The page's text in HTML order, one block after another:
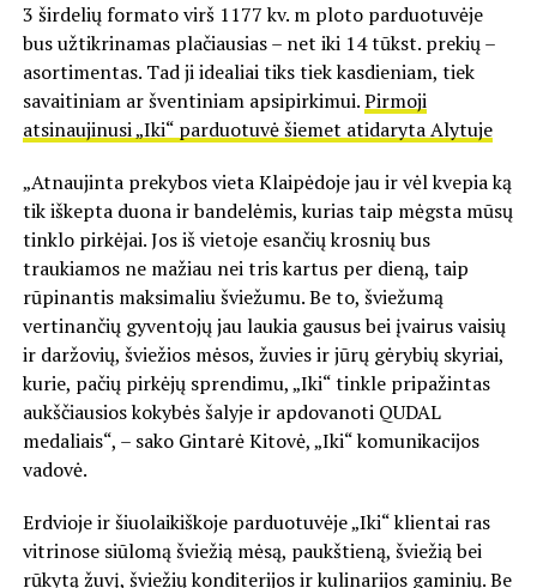
3 širdelių formato virš 1177 kv. m ploto parduotuvėje
bus užtikrinamas plačiausias – net iki 14 tūkst. prekių –
asortimentas. Tad ji idealiai tiks tiek kasdieniam, tiek
savaitiniam ar šventiniam apsipirkimui.Pirmoji
atsinaujinusi „Iki“ parduotuvė šiemet atidaryta Alytuje
„Atnaujinta prekybos vieta Klaipėdoje jau ir vėl kvepia ką
tik iškepta duona ir bandelėmis, kurias taip mėgsta mūsų
tinklo pirkėjai. Jos iš vietoje esančių krosnių bus
traukiamos ne mažiau nei tris kartus per dieną, taip
rūpinantis maksimaliu šviežumu. Be to, šviežumą
vertinančių gyventojų jau laukia gausus bei įvairus vaisių
ir daržovių, šviežios mėsos, žuvies ir jūrų gėrybių skyriai,
kurie, pačių pirkėjų sprendimu, „Iki“ tinkle pripažintas
aukščiausios kokybės šalyje ir apdovanoti QUDAL
medaliais“, – sako Gintarė Kitovė, „Iki“ komunikacijos
vadovė.
Erdvioje ir šiuolaikiškoje parduotuvėje „Iki“ klientai ras
vitrinose siūlomą šviežią mėsą, paukštieną, šviežią bei
rūkytą žuvį, šviežių konditerijos ir kulinarijos gaminių. Be